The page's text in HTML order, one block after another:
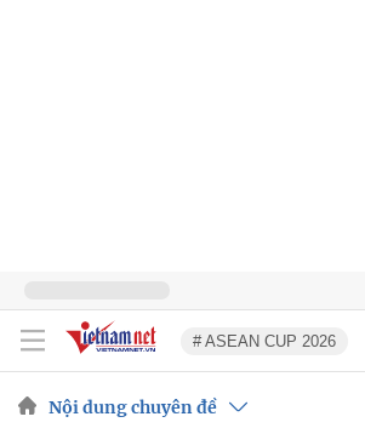
# ASEAN CUP 2026
Nội dung chuyên đề